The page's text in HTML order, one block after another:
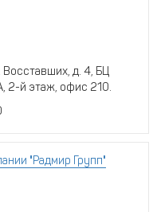
Восставших, д. 4, БЦ
2-й этаж, офис 210.
"Радмир Групп"